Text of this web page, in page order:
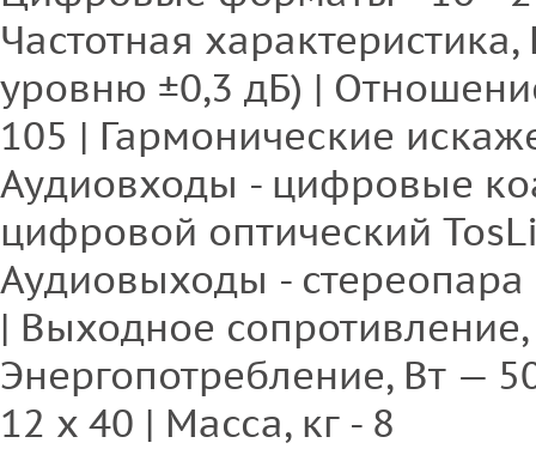
Частотная
уровню ±0,3 дБ) |
105 | Гармонические
Аудиовходы - цифровые
цифровой оптический
Аудиовыходы - стереопара
| Выходное
Энергопотребление, Вт —
12 х 40 | Масса, кг - 8